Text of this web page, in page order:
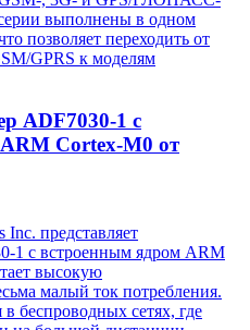
выполнены в одном
позволяет переходить от
GPRS к моделям
ADF7030-1 с
Cortex-M0 от
представляет
1 с встроенным ядром ARM
высокую
малый ток потребления.
беспроводных сетях, где